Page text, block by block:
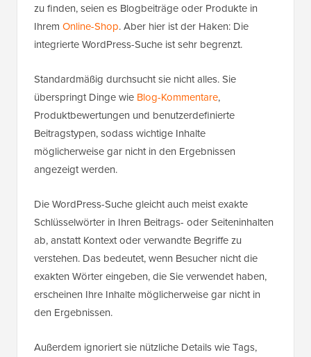
zu finden, seien es Blogbeiträge oder Produkte in
Ihrem Online-Shop. Aber hier ist der Haken: Die
integrierte WordPress-Suche ist sehr begrenzt.
Standardmäßig durchsucht sie nicht alles. Sie
überspringt Dinge wie Blog-Kommentare,
Produktbewertungen und benutzerdefinierte
Beitragstypen, sodass wichtige Inhalte
möglicherweise gar nicht in den Ergebnissen
angezeigt werden.
Die WordPress-Suche gleicht auch meist exakte
Schlüsselwörter in Ihren Beitrags- oder Seiteninhalten
ab, anstatt Kontext oder verwandte Begriffe zu
verstehen. Das bedeutet, wenn Besucher nicht die
exakten Wörter eingeben, die Sie verwendet haben,
erscheinen Ihre Inhalte möglicherweise gar nicht in
den Ergebnissen.
Außerdem ignoriert sie nützliche Details wie Tags,